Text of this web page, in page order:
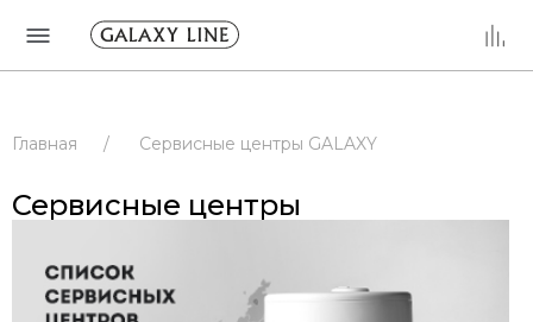
Главная / Сервисные центры GALAXY
Сервисные центры / РОССИЯ
Сервисные центры